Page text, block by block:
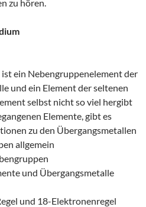
zu hören.
ist ein Nebengruppenelement der
und ein Element der seltenen
selbst nicht so viel hergibt
Elemente, gibt es
zu den Übergangsmetallen
allgemein
und Übergangsmetalle
und 18-Elektronenregel